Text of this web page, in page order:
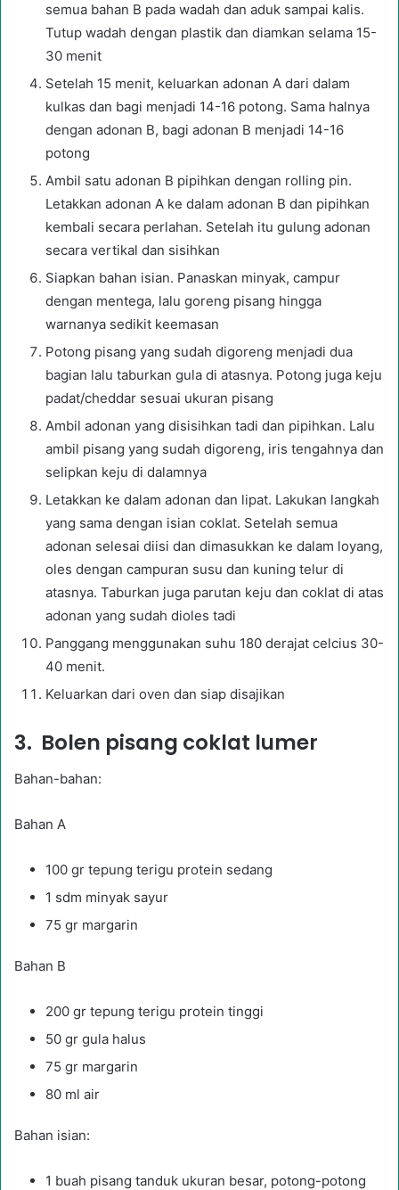
semua bahan B pada wadah dan aduk sampai kalis.
Tutup wadah dengan plastik dan diamkan selama 15-
30 menit
Setelah 15 menit, keluarkan adonan A dari dalam
kulkas dan bagi menjadi 14-16 potong. Sama halnya
dengan adonan B, bagi adonan B menjadi 14-16
potong
Ambil satu adonan B pipihkan dengan rolling pin.
Letakkan adonan A ke dalam adonan B dan pipihkan
kembali secara perlahan. Setelah itu gulung adonan
secara vertikal dan sisihkan
Siapkan bahan isian. Panaskan minyak, campur
dengan mentega, lalu goreng pisang hingga
warnanya sedikit keemasan
Potong pisang yang sudah digoreng menjadi dua
bagian lalu taburkan gula di atasnya. Potong juga keju
padat/cheddar sesuai ukuran pisang
Ambil adonan yang disisihkan tadi dan pipihkan. Lalu
ambil pisang yang sudah digoreng, iris tengahnya dan
selipkan keju di dalamnya
Letakkan ke dalam adonan dan lipat. Lakukan langkah
yang sama dengan isian coklat. Setelah semua
adonan selesai diisi dan dimasukkan ke dalam loyang,
oles dengan campuran susu dan kuning telur di
atasnya. Taburkan juga parutan keju dan coklat di atas
adonan yang sudah dioles tadi
Panggang menggunakan suhu 180 derajat celcius 30-
40 menit.
Keluarkan dari oven dan siap disajikan
3. Bolen pisang coklat lumer
Bahan-bahan:
Bahan A
100 gr tepung terigu protein sedang
1 sdm minyak sayur
75 gr margarin
Bahan B
200 gr tepung terigu protein tinggi
50 gr gula halus
75 gr margarin
80 ml air
Bahan isian:
1 buah pisang tanduk ukuran besar, potong-potong